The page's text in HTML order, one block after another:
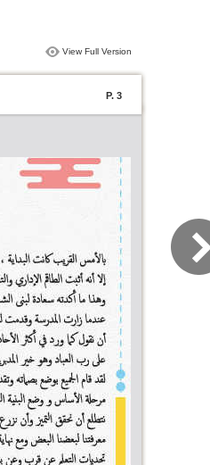
View Full Version
P. 3